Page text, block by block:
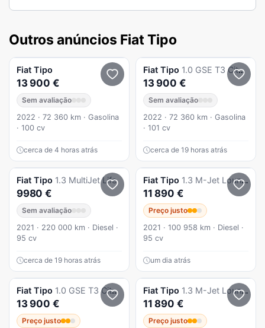
Outros anúncios Fiat Tipo
Fiat Tipo
13 900 €
Sem avaliação
2022 · 72 360 km · Gasolina
· 100 cv
cerca de 4 horas atrás
Fiat Tipo 1.0 GSE T3 City Life
13 900 €
Sem avaliação
2022 · 72 360 km · Gasolina
· 101 cv
cerca de 19 horas atrás
Fiat Tipo 1.3 MultiJet Life
9980 €
Sem avaliação
2021 · 220 000 km · Diesel ·
95 cv
cerca de 19 horas atrás
Fiat Tipo 1.3 M-Jet Lounge
11 890 €
Preço justo
2021 · 100 958 km · Diesel ·
95 cv
um dia atrás
Fiat Tipo 1.0 GSE T3 City Life
13 900 €
Preço justo
Fiat Tipo 1.3 M-Jet Lounge
11 890 €
Preço justo